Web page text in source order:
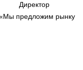
Директор
предложим рынку